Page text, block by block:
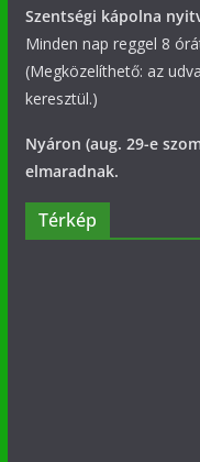
Szentségi kápolna
Minden nap reggel 8
(Megközelíthető: az
keresztül.)
Nyáron (aug. 29-e
elmaradnak.
Térkép